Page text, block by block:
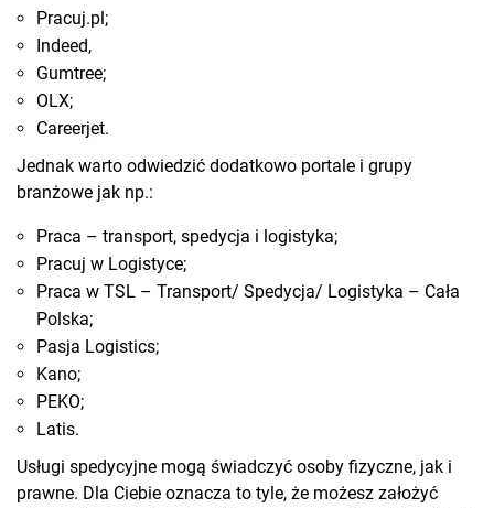
Pracuj.pl;
Indeed,
Gumtree;
OLX;
Careerjet.
Jednak warto odwiedzić dodatkowo portale i grupy
branżowe jak np.:
Praca – transport, spedycja i logistyka;
Pracuj w Logistyce;
Praca w TSL – Transport/ Spedycja/ Logistyka – Cała
Polska;
Pasja Logistics;
Kano;
PEKO;
Latis.
Usługi spedycyjne mogą świadczyć osoby fizyczne, jak i
prawne. Dla Ciebie oznacza to tyle, że możesz założyć